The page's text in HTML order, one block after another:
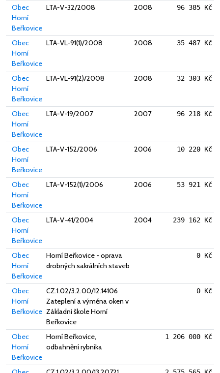
Obec
Horní
Beřkovice
LTA-V-32/2008 2008 96 385 Kč
Obec
Horní
Beřkovice
LTA-VL-91(1)/2008 2008 35 487 Kč
Obec
Horní
Beřkovice
LTA-VL-91(2)/2008 2008 32 303 Kč
Obec
Horní
Beřkovice
LTA-V-19/2007 2007 96 218 Kč
Obec
Horní
Beřkovice
LTA-V-152/2006 2006 10 220 Kč
Obec
Horní
Beřkovice
LTA-V-152(1)/2006 2006 53 921 Kč
Obec
Horní
Beřkovice
LTA-V-41/2004 2004 239 162 Kč
Obec
Horní
Beřkovice
Horní Beřkovice - oprava
drobných sakrálních staveb
0 Kč
Obec
Horní
Beřkovice
CZ.1.02/3.2.00/12.14106
Zateplení a výměna oken v
Základní škole Horní
Beřkovice
0 Kč
Obec
Horní
Beřkovice
Horní Beřkovice,
odbahnění rybníka
1 206 000 Kč